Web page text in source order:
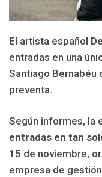
El artista español
entradas en una
Santiago Bernabéu
preventa.
Según informes, la
entradas en tan
15 de noviembre,
empresa de